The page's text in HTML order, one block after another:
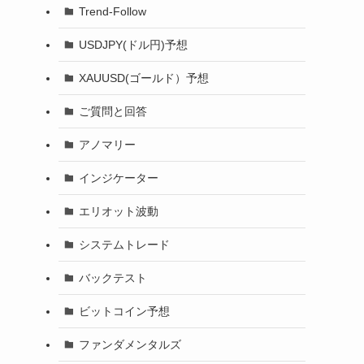
Trend-Follow
USDJPY(ドル円)予想
XAUUSD(ゴールド）予想
ご質問と回答
アノマリー
インジケーター
エリオット波動
システムトレード
バックテスト
ビットコイン予想
ファンダメンタルズ